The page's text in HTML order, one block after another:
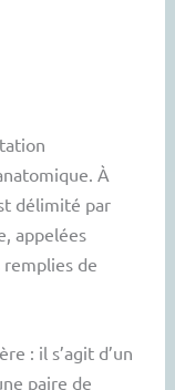
À
délimité par
appelées
de
: il s’agit d’un
paire de